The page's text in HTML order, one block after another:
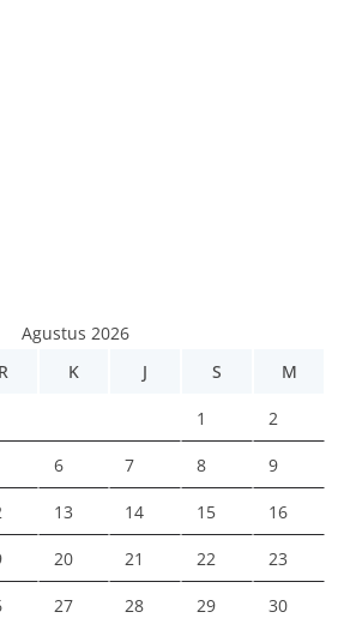
Agustus 2026
R K J S M
1 2
6 7 8 9
13 14 15 16
20 21 22 23
27 28 29 30